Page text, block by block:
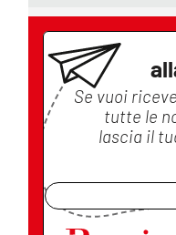
Se vuoi
tutte le
lascia il